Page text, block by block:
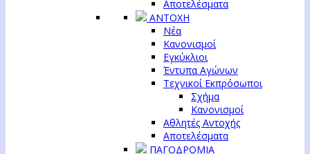
Αποτελέσματα
ΑΝΤΟΧΗ
Νέα
Κανονισμοί
Εγκύκλιοι
Έντυπα Αγώνων
Τεχνικοί Εκπρόσωποι
Σχήμα
Κανονισμοί
Αθλητές Αντοχής
Αποτελέσματα
ΠΑΓΟΔΡΟΜΙΑ